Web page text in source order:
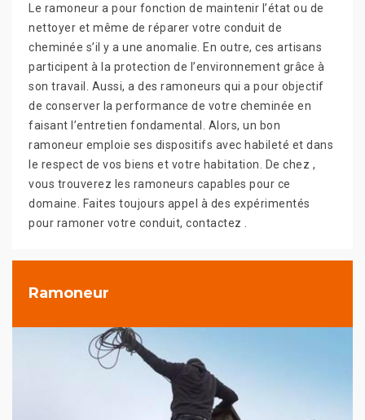
Le ramoneur a pour fonction de maintenir l’état ou de
nettoyer et même de réparer votre conduit de
cheminée s’il y a une anomalie. En outre, ces artisans
participent à la protection de l’environnement grâce à
son travail. Aussi, a des ramoneurs qui a pour objectif
de conserver la performance de votre cheminée en
faisant l’entretien fondamental. Alors, un bon
ramoneur emploie ses dispositifs avec habileté et dans
le respect de vos biens et votre habitation. De chez ,
vous trouverez les ramoneurs capables pour ce
domaine. Faites toujours appel à des expérimentés
pour ramoner votre conduit, contactez .
Ramoneur